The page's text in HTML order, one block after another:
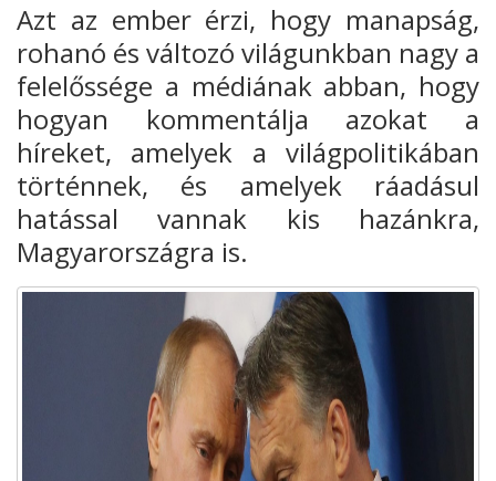
Azt az ember érzi, hogy manapság,
rohanó és változó világunkban nagy a
felelőssége a médiának abban, hogy
hogyan kommentálja azokat a
híreket, amelyek a világpolitikában
történnek, és amelyek ráadásul
hatással vannak kis hazánkra,
Magyarországra is.